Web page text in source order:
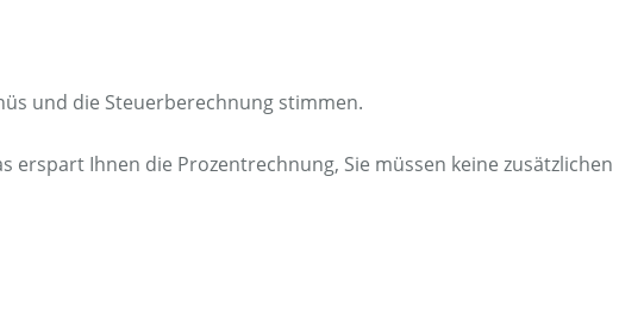
und die Steuerberechnung stimmen.
Ihnen die Prozentrechnung, Sie müssen keine zusätzlichen